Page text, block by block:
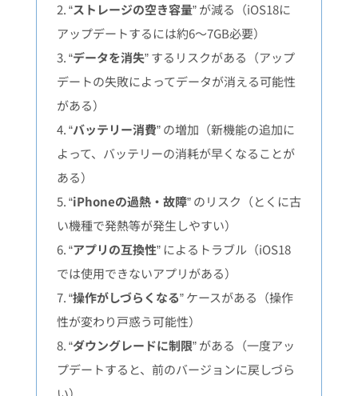
2. “ストレージの空き容量” が減る（iOS18に
アップデートするには約6〜7GB必要）
3. “データを消失” するリスクがある（アップ
デートの失敗によってデータが消える可能性
がある）
4. “バッテリー消費” の増加（新機能の追加に
よって、バッテリーの消耗が早くなることが
ある）
5. “iPhoneの過熱・故障” のリスク（とくに古
い機種で発熱等が発生しやすい）
6. “アプリの互換性” によるトラブル（iOS18
では使用できないアプリがある）
7. “操作がしづらくなる” ケースがある（操作
性が変わり戸惑う可能性）
8. “ダウングレードに制限” がある（一度アッ
プデートすると、前のバージョンに戻しづら